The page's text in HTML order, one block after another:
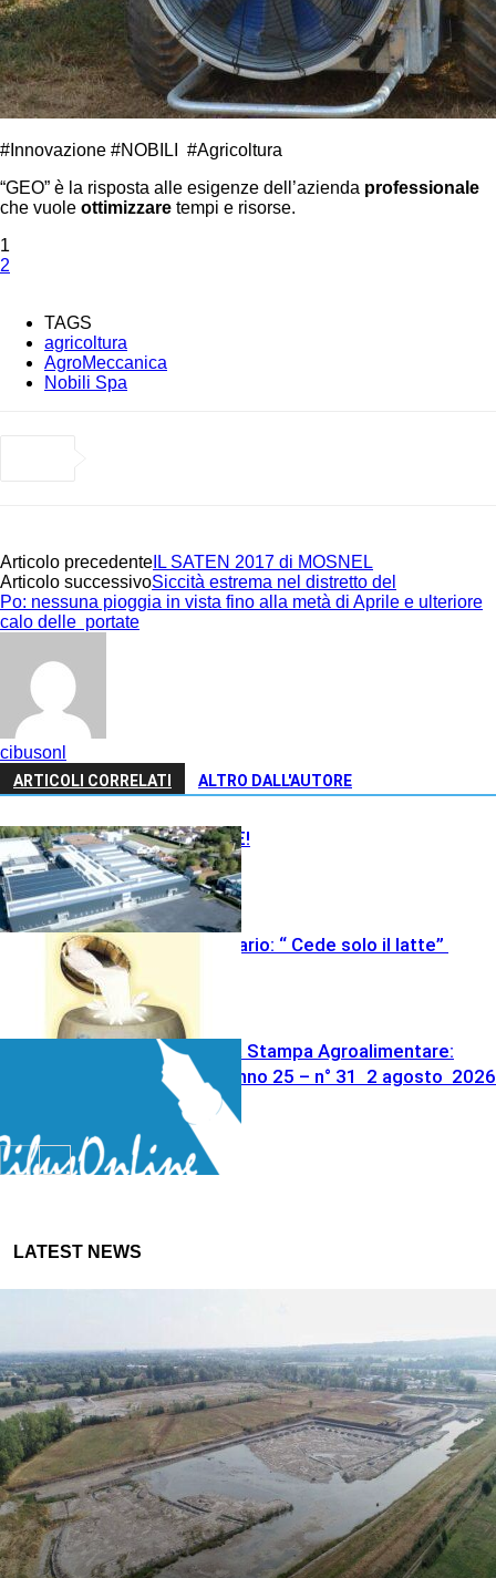
#Innovazione #NOBILI #Agricoltura
“GEO” è la risposta alle esigenze dell’azienda professionale
che vuole ottimizzare tempi e risorse.
1
2
TAGS
agricoltura
AgroMeccanica
Nobili Spa
Articolo precedente IL SATEN 2017 di MOSNEL
Articolo successivoSiccità estrema nel distretto del
Po: nessuna pioggia in vista fino alla metà di Aprile e ulteriore
calo delle portate
cibusonl
ARTICOLI CORRELATI ALTRO DALL'AUTORE
Meccanica
BUONE FESTE!
Lattiero Caseario: “ Cede solo il latte”
Cibus Agenzia Stampa Agroalimentare:
SOMMARIO Anno 25 – n° 31 2 agosto 2026
LATEST NEWS